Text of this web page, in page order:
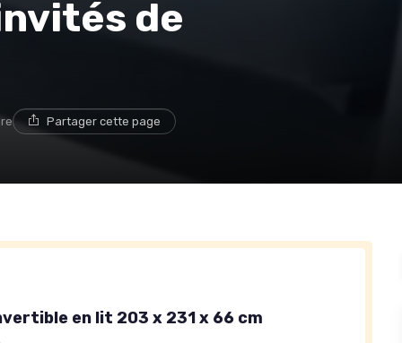
de
Partager cette page
en lit 203 x 231 x 66 cm